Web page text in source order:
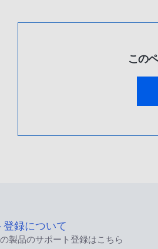
この
録について
製品のサポート登録はこちら